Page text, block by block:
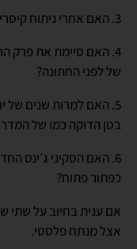
3. האם אחרי ניתוח קיסרי נותרו הבדלי גבהים סביב הצלקת?
4. האם סיימת את פרק
של לפני החתונה?
5. האם למרות שנים של
בטן הדוקה כמו של
6. האם הסקיני ג׳ינס
כפתור פתוח?
אם ענית בחיוב על שתי
אצל מנתח פלסטי.